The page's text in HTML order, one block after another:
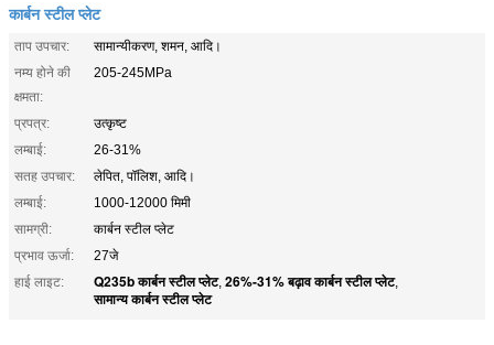
कार्बन स्टील प्लेट
ताप उपचार:
सामान्यीकरण, शमन, आदि।
नम्य होने की
क्षमता:
205-245MPa
प्रपत्र:
उत्कृष्ट
लम्बाई:
26-31%
सतह उपचार:
लेपित, पॉलिश, आदि।
लम्बाई:
1000-12000 मिमी
सामग्री:
कार्बन स्टील प्लेट
प्रभाव ऊर्जा:
27जे
हाई लाइट:
Q235b कार्बन स्टील प्लेट, 26%-31% बढ़ाव कार्बन स्टील प्लेट,
सामान्य कार्बन स्टील प्लेट